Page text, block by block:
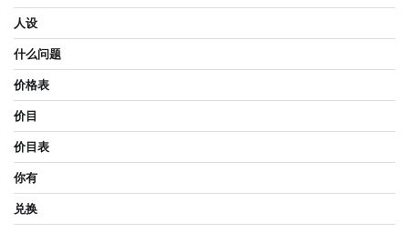
人设
什么问题
价格表
价目
价目表
你有
兑换